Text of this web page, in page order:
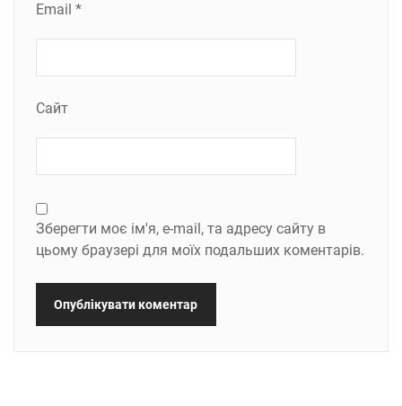
Email *
Сайт
Зберегти моє ім'я, e-mail, та адресу сайту в
цьому браузері для моїх подальших коментарів.